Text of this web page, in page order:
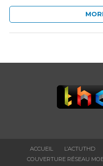
ACCUEIL L’ACTUTHD
COUVERTURE RÉSEAU